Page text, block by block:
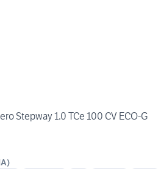
Stepway 1.0 TCe 100 CV ECO-G
)